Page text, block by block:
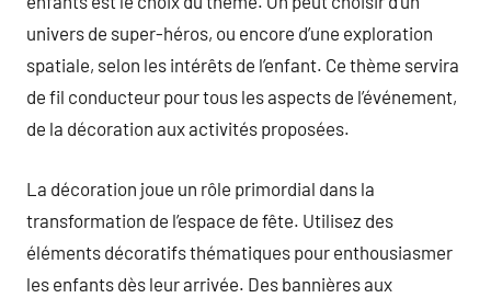
univers de super-héros, ou encore d’une exploration
spatiale, selon les intérêts de l’enfant. Ce thème servira
de fil conducteur pour tous les aspects de l’événement,
de la décoration aux activités proposées.
La décoration joue un rôle primordial dans la
transformation de l’espace de fête. Utilisez des
éléments décoratifs thématiques pour enthousiasmer
les enfants dès leur arrivée. Des bannières aux